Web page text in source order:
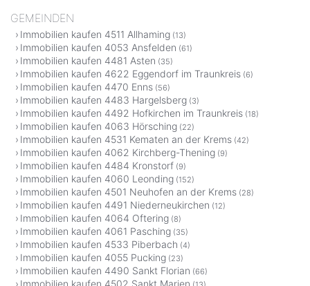
GEMEINDEN
Immobilien kaufen 4511 Allhaming (13)
Immobilien kaufen 4053 Ansfelden (61)
Immobilien kaufen 4481 Asten (35)
Immobilien kaufen 4622 Eggendorf im Traunkreis (6)
Immobilien kaufen 4470 Enns (56)
Immobilien kaufen 4483 Hargelsberg (3)
Immobilien kaufen 4492 Hofkirchen im Traunkreis (18)
Immobilien kaufen 4063 Hörsching (22)
Immobilien kaufen 4531 Kematen an der Krems (42)
Immobilien kaufen 4062 Kirchberg-Thening (9)
Immobilien kaufen 4484 Kronstorf (9)
Immobilien kaufen 4060 Leonding (152)
Immobilien kaufen 4501 Neuhofen an der Krems (28)
Immobilien kaufen 4491 Niederneukirchen (12)
Immobilien kaufen 4064 Oftering (8)
Immobilien kaufen 4061 Pasching (35)
Immobilien kaufen 4533 Piberbach (4)
Immobilien kaufen 4055 Pucking (23)
Immobilien kaufen 4490 Sankt Florian (66)
Immobilien kaufen 4502 Sankt Marien